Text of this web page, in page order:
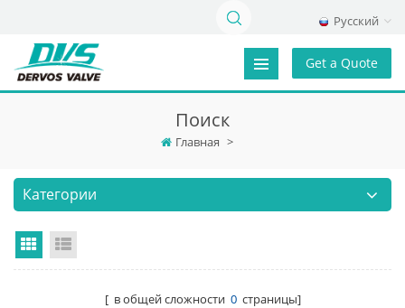
Русский
Get a Quote
Поиск
Главная >
Категории
Grid View
[ в общей сложности 0страницы]